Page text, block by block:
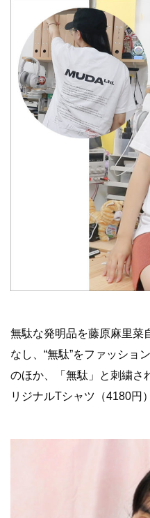
無駄な発明品を藤原麻里菜
なし、“無駄”をファッショ
のほか、「無駄」と刺繍さ
リジナルTシャツ（4180円